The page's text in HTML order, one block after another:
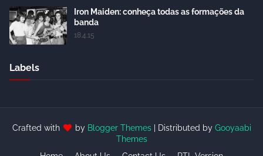
Iron Maiden: conheça todas as formações da
banda
18.4.15
Labels
Crafted with by Blogger Themes| Distributed by Gooyaabi
Themes